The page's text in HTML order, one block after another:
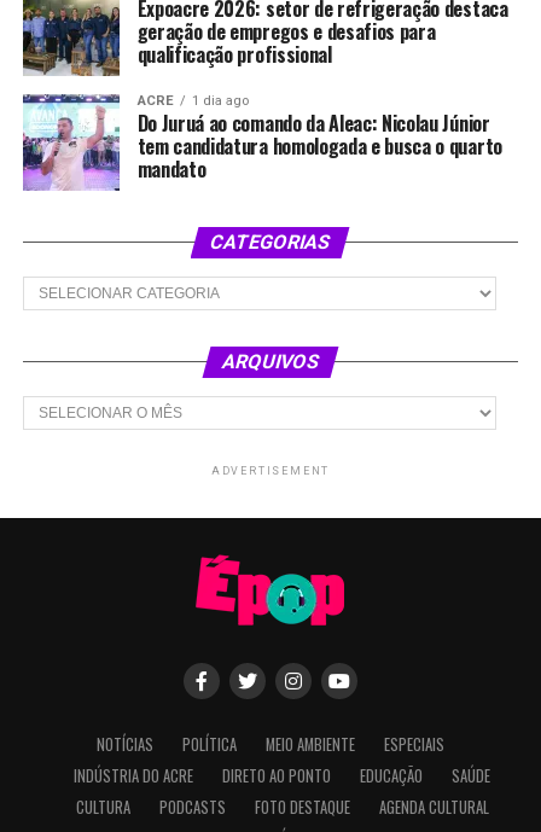
Expoacre 2026: setor de refrigeração destaca
geração de empregos e desafios para
qualificação profissional
ACRE 1 dia ago
Do Juruá ao comando da Aleac: Nicolau Júnior
tem candidatura homologada e busca o quarto
mandato
CATEGORIAS
Categorias
ARQUIVOS
Arquivos
ADVERTISEMENT
NOTÍCIAS POLÍTICA MEIO AMBIENTE
ESPECIAIS
INDÚSTRIA DO ACRE
DIRETO AO PONTO EDUCAÇÃO
SAÚDE
CULTURA
PODCASTS FOTO DESTAQUE
AGENDA CULTURAL